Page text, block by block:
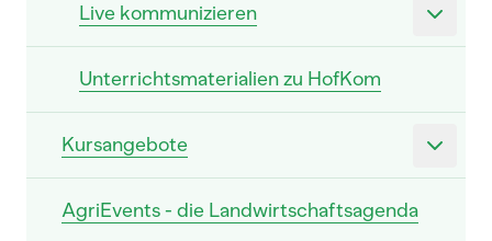
Live kommunizieren
Unterrichtsmaterialien zu HofKom
Kursangebote
AgriEvents - die Landwirtschaftsagenda